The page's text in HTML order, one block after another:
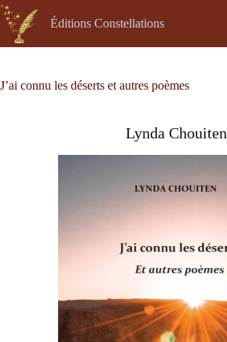
Passer
au
contenu
Éditions Constellations
J’ai connu les déserts et autres poèmes
Lynda Chouiten